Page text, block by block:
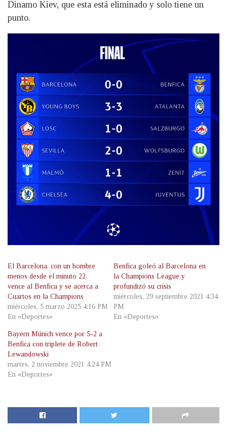
Dinamo Kiev, que esta está eliminado y solo tiene un
punto.
El Barcelona, con un hombre
menos desde el minuto 22,
vence al Benfica y se acerca a
Cuartos en la Champions
miércoles, 5 marzo 2025 4:16 PM
En «Deportes»
Benfica goleó al Barcelona en
la Champions League y
profundizó su crisis
miércoles, 29 septiembre 2021 4:34
PM
En «Deportes»
Bayern Múnich vence por 5-2 a
Benfica con triplete de Robert
Lewandowski
martes, 2 noviembre 2021 4:24 PM
En «Deportes»